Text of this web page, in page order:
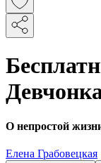
О непростой
Елена Грабовецкая